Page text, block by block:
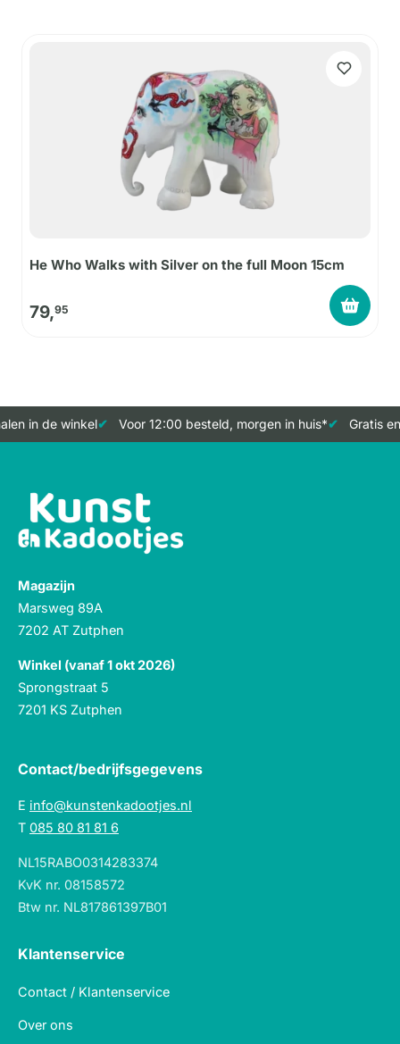
He Who Walks with Silver on the full Moon 15cm
79,95
in de winkel Voor 12:00 besteld, morgen in huis* Gratis
Magazijn
Marsweg 89A
7202 AT Zutphen
Winkel (vanaf 1 okt 2026)
Sprongstraat 5
7201 KS Zutphen
Contact/bedrijfsgegevens
E info@kunstenkadootjes.nl
T 085 80 81 81 6
NL15RABO0314283374
KvK nr. 08158572
Btw nr. NL817861397B01
Klantenservice
Contact / Klantenservice
Over ons